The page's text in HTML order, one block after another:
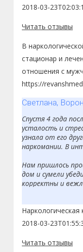
2018-03-
Читать отзывы
В
стационар и
отношения с
https://
Светлана,
Спустя 4 года
усталость и
узнала от его
наркомании. В
Нам пришлось
дом и сумели
корректны и
2018-03-
Читать отзывы